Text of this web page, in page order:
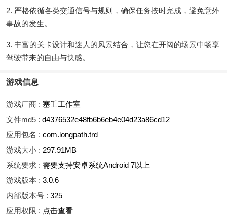
2. 严格依循各类交通信号与规则，确保任务按时完成，避免意外
事故的发生。
3. 丰富的关卡设计和迷人的风景结合，让您在开阔的场景中畅享
驾驶带来的自由与快感。
游戏信息
游戏厂商 : 塞壬工作室
文件md5 : d4376532e48fb6b6eb4e04d23a86cd12
应用包名 : com.longpath.trd
游戏大小 : 297.91MB
系统要求 : 需要支持安卓系统Android 7以上
游戏版本 : 3.0.6
内部版本号 : 325
应用权限 : 点击查看